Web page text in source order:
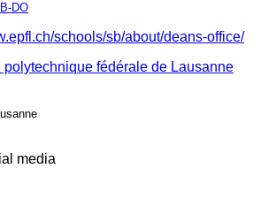
DO
schools/sb/about/deans-office/
media